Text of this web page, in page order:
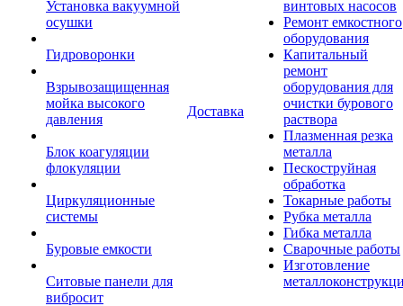
Установка вакуумной
осушки
Гидроворонки
Взрывозащищенная
мойка высокого
давления
Блок коагуляции
флокуляции
Циркуляционные
системы
Буровые емкости
Ситовые панели для
вибросит
Доставка
винтовых насосов
Ремонт емкостного
оборудования
Капитальный
ремонт
оборудования для
очистки бурового
раствора
Плазменная резка
металла
Пескоструйная
обработка
Токарные работы
Рубка металла
Гибка металла
Сварочные работы
Изготовление